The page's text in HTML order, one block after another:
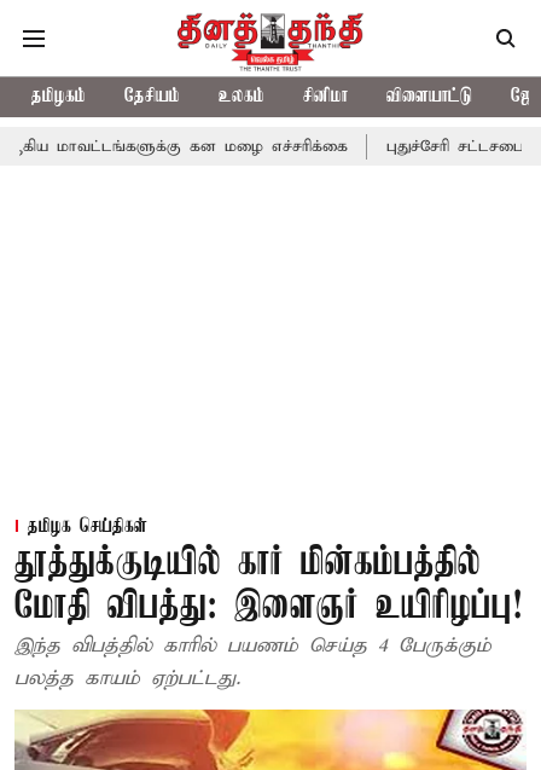
தமிழகம் தேசியம் உலகம் சினிமா விளையாட்டு
மாவட்டங்களுக்கு கன மழை எச்சரிக்கை புதுச்சேரி சட்டசபையில்
தமிழக செய்திகள்
தூத்துக்குடியில் கார் மின்கம்பத்தில்
மோதி விபத்து: இளைஞர் உயிரிழப்பு!
இந்த விபத்தில் காரில் பயணம் செய்த 4 பேருக்கும்
பலத்த காயம் ஏற்பட்டது.